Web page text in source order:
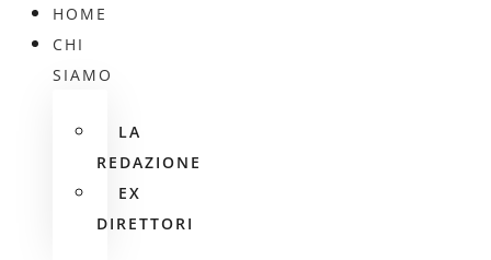
HOME
CHI
SIAMO
LA
REDAZIONE
EX
DIRETTORI